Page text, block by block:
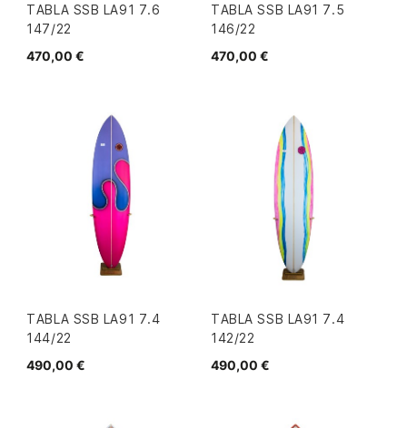
TABLA SSB LA91 7.6
147/22
470,00 €
TABLA SSB LA91 7.5
146/22
470,00 €
TABLA SSB LA91 7.4
144/22
490,00 €
TABLA SSB LA91 7.4
142/22
490,00 €